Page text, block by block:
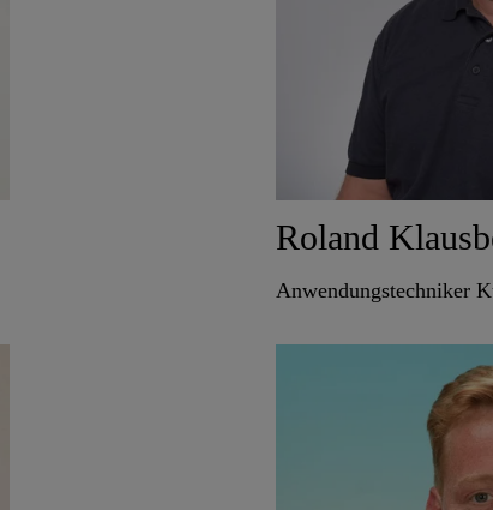
Roland
Anwendungstechniker